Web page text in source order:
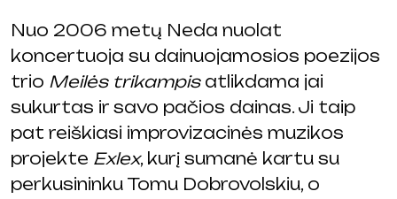
Nuo 2006 metų Neda nuolat
koncertuoja su dainuojamosios poezijos
trio Meilės trikampisatlikdama jai
sukurtas ir savo pačios dainas. Ji taip
pat reiškiasi improvizacinės muzikos
projekte Exlex, kurį sumanė kartu su
perkusininku Tomu Dobrovolskiu, o